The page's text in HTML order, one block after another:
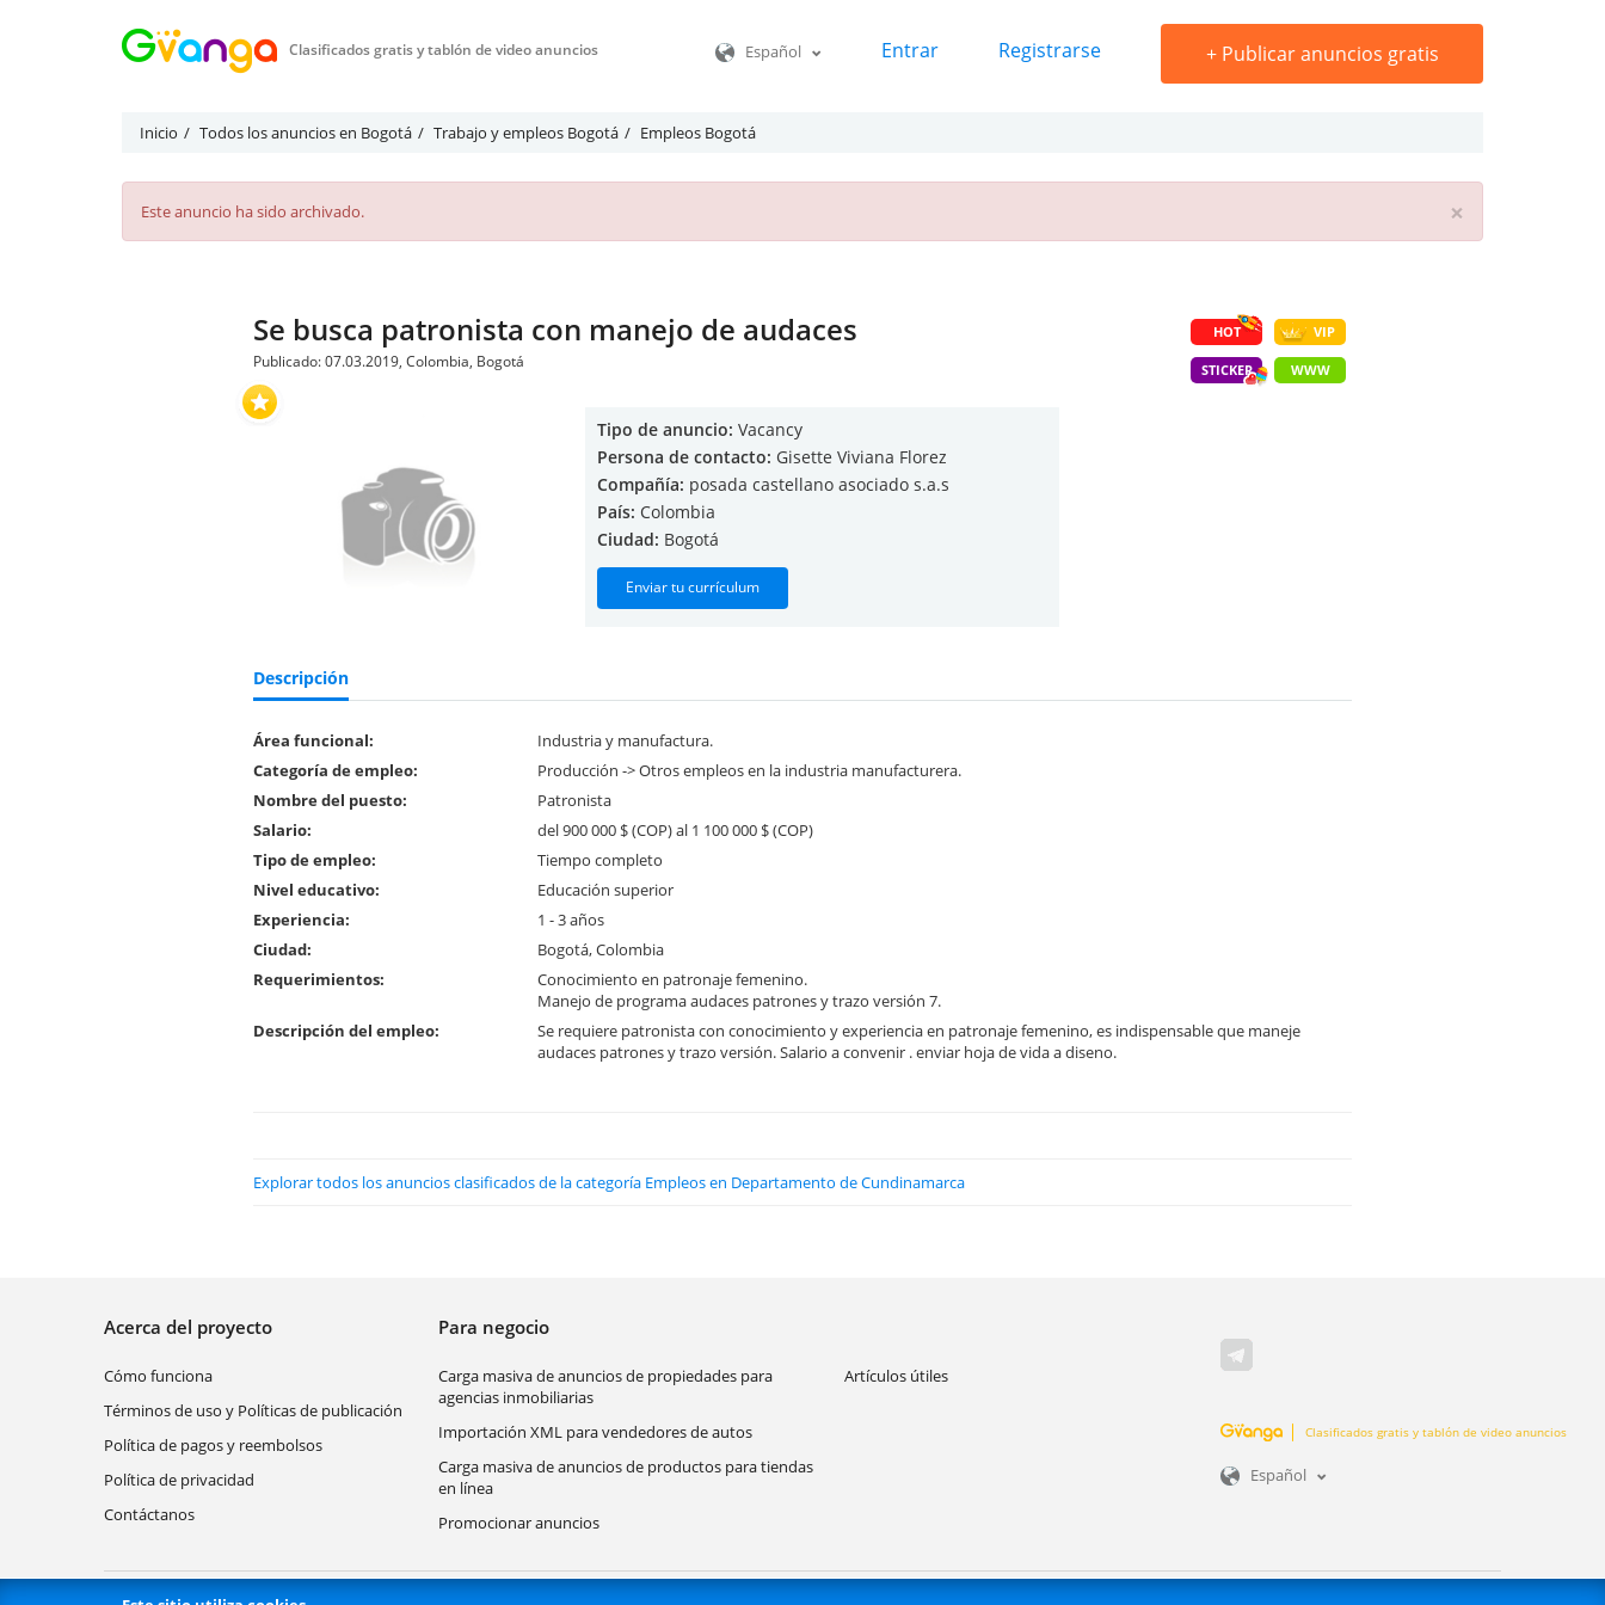
Clasificados gratis y tablón de video anuncios Español Entrar Registrarse +Publicar anuncios gratis
Inicio Todos los anuncios en Bogotá Trabajo y empleos Bogotá Empleos Bogotá
×
Este anuncio ha sido archivado.
HOT VIP
STICKER WWW
Se busca patronista con manejo de audaces
Publicado: 07.03.2019, Colombia, Bogotá
Tipo de anuncio: Vacancy
Persona de contacto: Gisette Viviana Florez
Compañía: posada castellano asociado s.a.s
País: Colombia
Ciudad: Bogotá
Enviar tu currículum
Descripción
Área funcional:
Industria y manufactura.
Categoría de empleo:
Producción -> Otros empleos en la industria manufacturera.
Nombre del puesto:
Patronista
Salario:
del 900 000 $ (COP) al 1 100 000 $ (COP)
Tipo de empleo:
Tiempo completo
Nivel educativo:
Educación superior
Experiencia:
1 - 3 años
Ciudad:
Bogotá, Colombia
Requerimientos:
Conocimiento en patronaje femenino.
Manejo de programa audaces patrones y trazo versión 7.
Descripción del empleo:
Se requiere patronista con conocimiento y experiencia en patronaje femenino, es indispensable que maneje
audaces patrones y trazo versión. Salario a convenir . enviar hoja de vida a diseno.
Explorar todos los anuncios clasificados de la categoría Empleos en Departamento de Cundinamarca
Acerca del proyecto
Cómo funciona
Términos de uso y Políticas de publicación
Política de pagos y reembolsos
Política de privacidad
Contáctanos
Para negocio
Carga masiva de anuncios de propiedades para
agencias inmobiliarias
Importación XML para vendedores de autos
Carga masiva de anuncios de productos para tiendas
en línea
Promocionar anuncios
Artículos útiles
Clasificados gratis y tablón de video anuncios
Español